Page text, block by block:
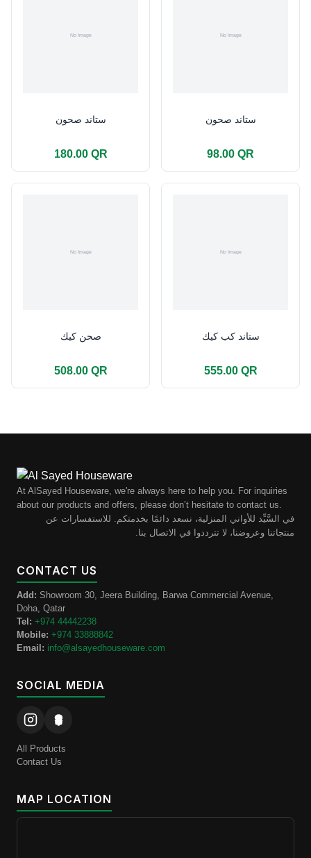
ستاند صحون
180.00 QR
ستاند صحون
98.00 QR
صحن كيك
508.00 QR
ستاند كب كيك
555.00 QR
At AlSayed Houseware, we're always here to help you. For inquiries
about our products and offers, please don’t hesitate to contact us.
في السَّيِّد للأواني المنزلية، نسعد دائمًا بخدمتكم. للاستفسارات عن
منتجاتنا وعروضنا، لا تترددوا في الاتصال بنا.
CONTACT US
Add: Showroom 30, Jeera Building, Barwa Commercial Avenue,
Doha, Qatar
Tel: +974 44442238
Mobile: +974 33888842
Email: info@alsayedhouseware.com
SOCIAL MEDIA
All Products
Contact Us
MAP LOCATION